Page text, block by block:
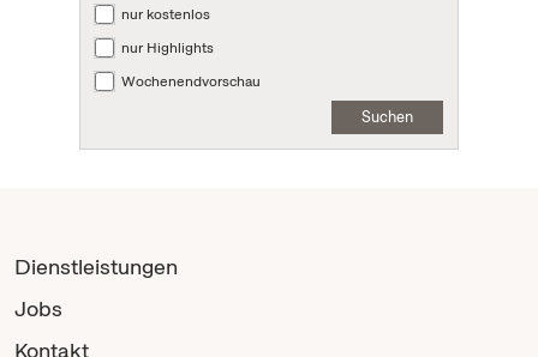
nur kostenlos
nur Highlights
Wochenendvorschau
Suchen
Dienstleistungen
Jobs
Kontakt